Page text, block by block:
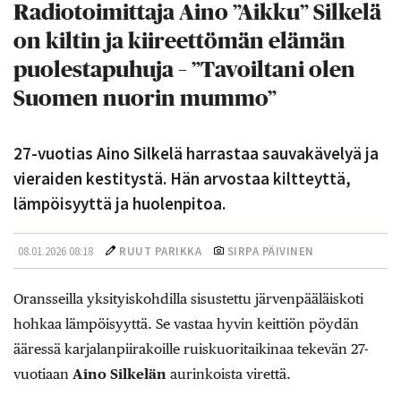
Radiotoimittaja Aino ”Aikku” Silkelä
on kiltin ja kiireettömän elämän
puolestapuhuja – ”Tavoiltani olen
Suomen nuorin mummo”
27-vuotias Aino Silkelä harrastaa sauvakävelyä ja
vieraiden kestitystä. Hän arvostaa kiltteyttä,
lämpöisyyttä ja huolenpitoa.
08.01.2026 08:18 RUUT PARIKKA SIRPA PÄIVINEN
Oransseilla yksityiskohdilla sisustettu järvenpääläiskoti
hohkaa lämpöisyyttä. Se vastaa hyvin keittiön pöydän
ääressä karjalanpiirakoille ruiskuoritaikinaa tekevän 27-
vuotiaan Aino Silkelän aurinkoista virettä.